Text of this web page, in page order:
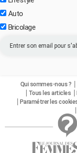
Auto
Bricolage
Qui sommes-nous ?
Tous les articles
Paramétrer les